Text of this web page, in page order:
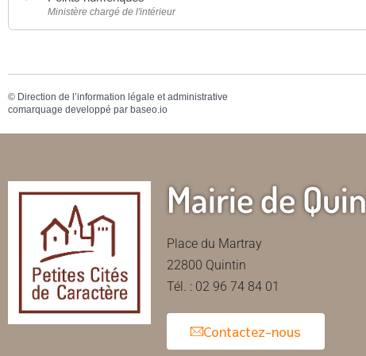
Ministère chargé de l'intérieur
© Direction de l’information légale et administrative
comarquage developpé par baseo.io
Mairie de
Place du Martray
22800 Quintin
Tél. : 02 96 74 84 01
Contactez-nous